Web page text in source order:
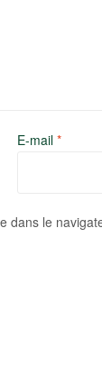
E-mail *
dans le